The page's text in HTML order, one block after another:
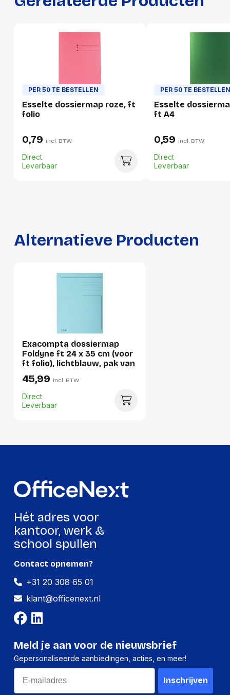
Gewicht
67 g
Verpakking
Per stuk
Lengte:
360 millimeter
Hoogte:
368 millimeter
Lengte:
247 millimeter
Gewicht:
Per pallet
Breedte:
-
Lengte:
-
PER 50 TE BESTELLEN
Esselte dossiermap roze, ft
folio
0,79 incl. BTW
Direct
Leverbaar
PER 50 TE
Esselte
ft A4
0,59 incl. BTW
Direct
Leverbaar
Alternatieve Producten
Exacompta dossiermap
Foldyne ft 24 x 35 cm (voor
ft folio), lichtblauw, pak van
50 stuks
45,99 incl. BTW
Direct
Leverbaar
Hét adres voor
kantoor, werk &
school spullen
Contact opnemen?
+31 20 308 65 01
klant@officenext.nl
Meld je aan voor de nieuwsbrief
Gepersonaliseerde aanbiedingen, acties, en meer!
Email
Inschrijven